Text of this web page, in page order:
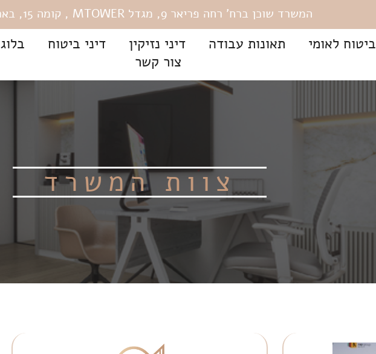
המשרד שוכן ברח' רחה פריאר 9, מגדל MTOWER , קומה 15, באר שבע.
ביטוח לאומי תאונות עבודה דיני נזיקין דיני ביטוח בלוג
צור קשר
צוות המשרד